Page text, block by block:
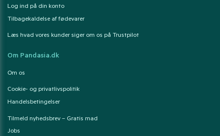
Log ind på din konto
Tilbagekaldelse af fødevarer
Læs hvad vores kunder siger om os på Trustpilot
Om Pandasia.dk
Om os
Cookie- og privatlivspolitik
Handelsbetingelser
Tilmeld nyhedsbrev – Gratis mad
Jobs